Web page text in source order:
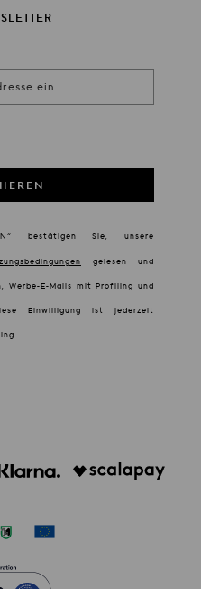
bestätigen Sie, unsere
gelesen und
Werbe-E-Mails mit Profiling und
Einwilligung ist jederzeit